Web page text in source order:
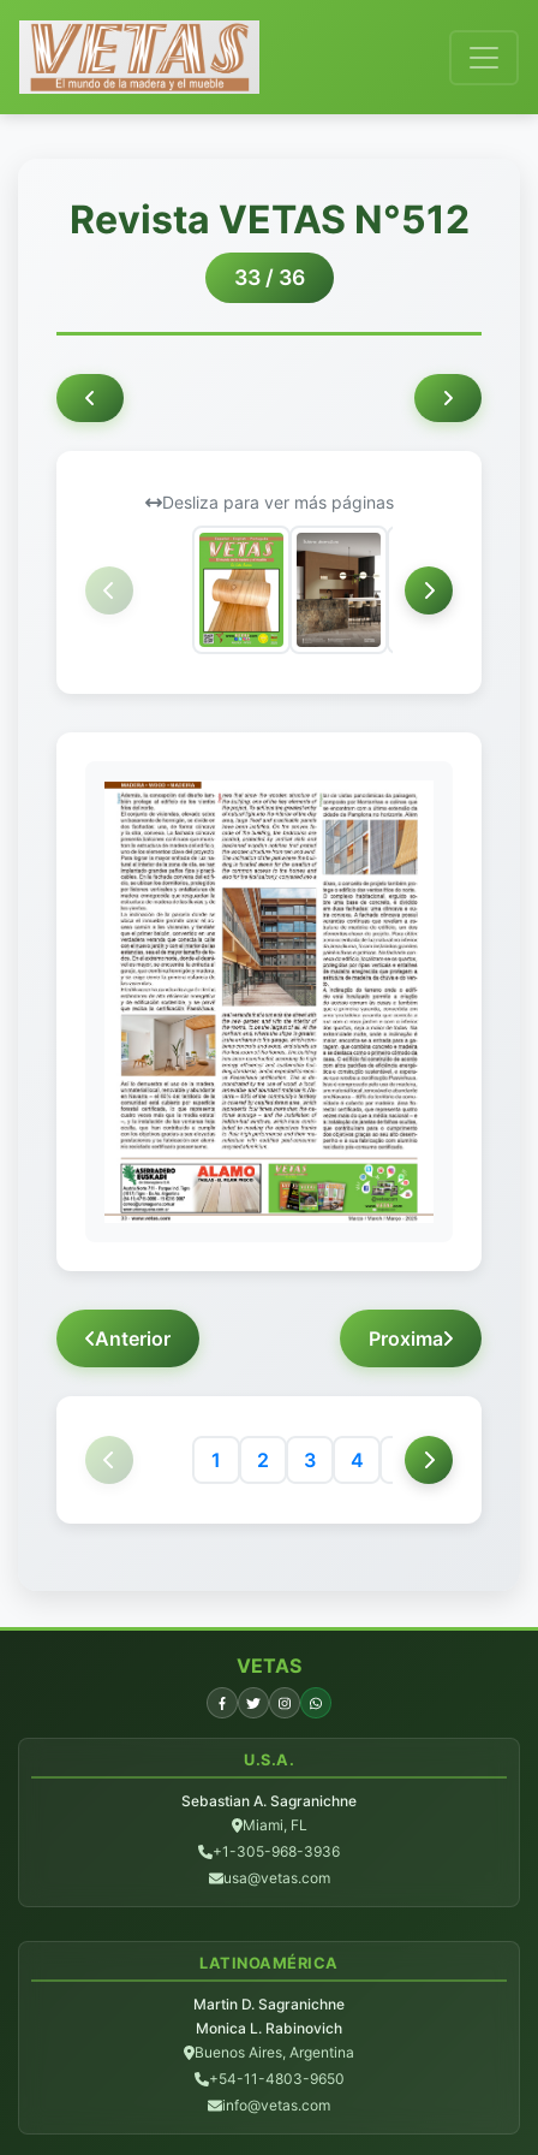
Revista VETAS N°512
33 / 36
Desliza para ver más páginas
Anterior Proxima
1 2 3 4 5 6
VETAS
U.S.A.
Sebastian A. Sagranichne
Miami, FL
+1-305-968-3936
usa@vetas.com
LATINOAMÉRICA
Martin D. Sagranichne
Monica L. Rabinovich
Buenos Aires, Argentina
+54-11-4803-9650
info@vetas.com